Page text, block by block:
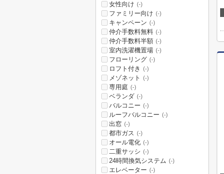
女性向け (-)
ファミリー向け (-)
キャンペーン (-)
仲介手数料無料 (-)
仲介手数料半額 (-)
室内洗濯機置場 (-)
フローリング (-)
ロフト付き (-)
メゾネット (-)
専用庭 (-)
ベランダ (-)
バルコニー (-)
ルーフバルコニー (-)
出窓 (-)
都市ガス (-)
オール電化 (-)
二重サッシ (-)
24時間換気システム (-)
エレベーター (-)